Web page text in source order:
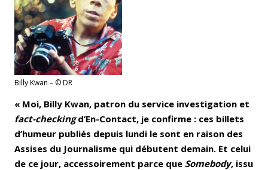
Billy Kwan – © DR
« Moi, Billy Kwan, patron du service investigation et
fact-checkingd’En-Contact, je confirme : ces billets
d’humeur publiés depuis lundi le sont en raison des
Assises du Journalisme qui débutent demain. Et celui
de ce jour, accessoirement parce que Somebody, issu